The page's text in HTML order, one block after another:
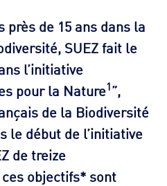
près de 15 ans dans la
SUEZ fait le
l’initiative
pour la Nature1”,
de la Biodiversité
le début de l’initiative
de treize
objectifs* sont